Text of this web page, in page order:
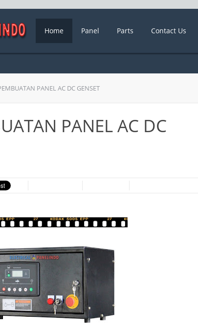
Home Panel Parts Contact Us
PANEL AC DC GENSET
PANEL AC DC